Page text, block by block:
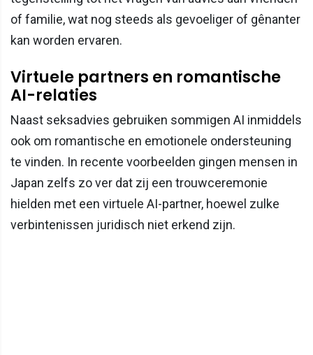
of familie, wat nog steeds als gevoeliger of gênanter
kan worden ervaren.
Virtuele partners en romantische
AI-relaties
Naast seksadvies gebruiken sommigen AI inmiddels
ook om romantische en emotionele ondersteuning
te vinden. In recente voorbeelden gingen mensen in
Japan zelfs zo ver dat zij een trouwceremonie
hielden met een virtuele AI-partner, hoewel zulke
verbintenissen juridisch niet erkend zijn.